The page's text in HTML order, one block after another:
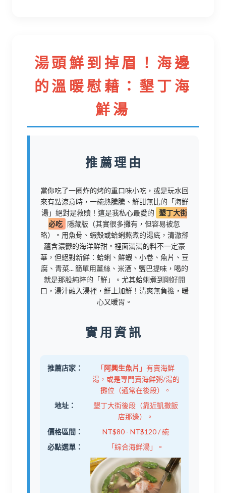
湯頭鮮到掉眉！海邊
的溫暖慰藉：墾丁海
鮮湯
推薦理由
當你吃了一圈炸的烤的重口味小吃，或是玩水回
來有點涼意時，一碗熱騰騰、鮮甜無比的「海鮮
湯」絕對是救贖！這是我私心最愛的 墾丁大街
必吃 隱藏版（其實很多攤有，但容易被忽
略）。用魚骨、蝦殼或蛤蜊熬煮的湯底，清澈卻
蘊含濃鬱的海洋鮮甜。裡面滿滿的料不一定豪
華，但絕對新鮮：蛤蜊、鮮蝦、小卷、魚片、豆
腐、青菜... 簡單用薑絲、米酒、鹽巴提味，喝的
就是那股純粹的「鮮」。尤其蛤蜊煮到剛好開
口，湯汁融入湯裡，鮮上加鮮！清爽無負擔，暖
心又暖胃。
實用資訊
推薦店家： 「阿興生魚片 」有賣海鮮
湯，或是專門賣海鮮粥/湯的
攤位（通常在後段）。
地址：
墾丁大街後段（靠近凱撒飯
店那邊）。
價格區間：
NT$80 - NT$120 / 碗
必點選單：
「綜合海鮮湯」。